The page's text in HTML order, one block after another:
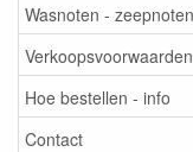
Wasnoten - zeepnoten
Verkoopsvoorwaarden
Hoe bestellen - info
Contact